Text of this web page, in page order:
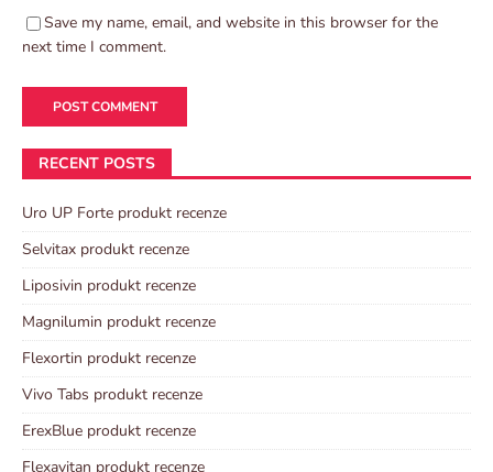
Save my name, email, and website in this browser for the
next time I comment.
RECENT POSTS
Uro UP Forte produkt recenze
Selvitax produkt recenze
Liposivin produkt recenze
Magnilumin produkt recenze
Flexortin produkt recenze
Vivo Tabs produkt recenze
ErexBlue produkt recenze
Flexavitan produkt recenze